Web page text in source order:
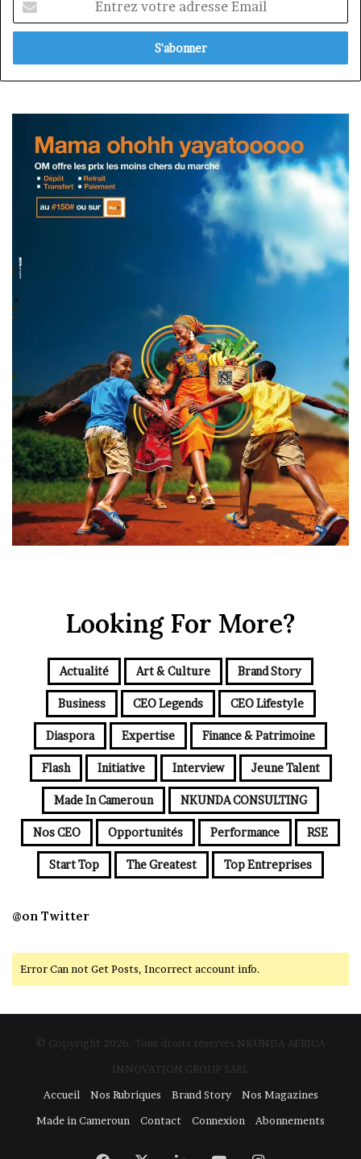
votre
adresse
Looking For More?
Actualité Art & Culture Brand Story
Business CEO Legends CEO Lifestyle
Diaspora Expertise Finance & Patrimoine
Flash Initiative Interview Jeune Talent
Made In Cameroun NKUNDA CONSULTING
Nos CEO Opportunités Performance RSE
Start Top The Greatest Top Entreprises
@on Twitter
Error Can not Get Posts, Incorrect account info.
© Copyright 2026, Tous droits réservés NKUNDA AFRICA
INNOVATION GROUP SARL
Accueil
Nos Rubriques Brand Story
Nos Magazines
Made in Cameroun
Contact Connexion Abonnements